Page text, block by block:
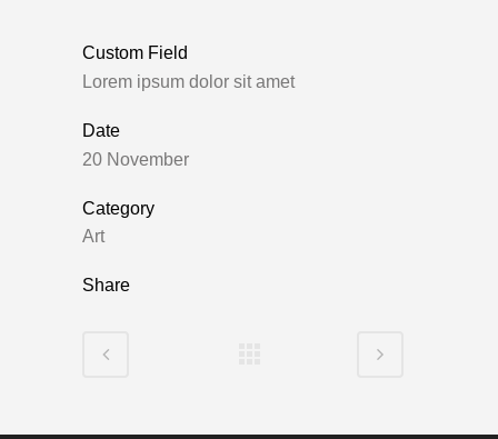
Custom Field
Lorem ipsum dolor sit amet
Date
20 November
Category
Art
Share